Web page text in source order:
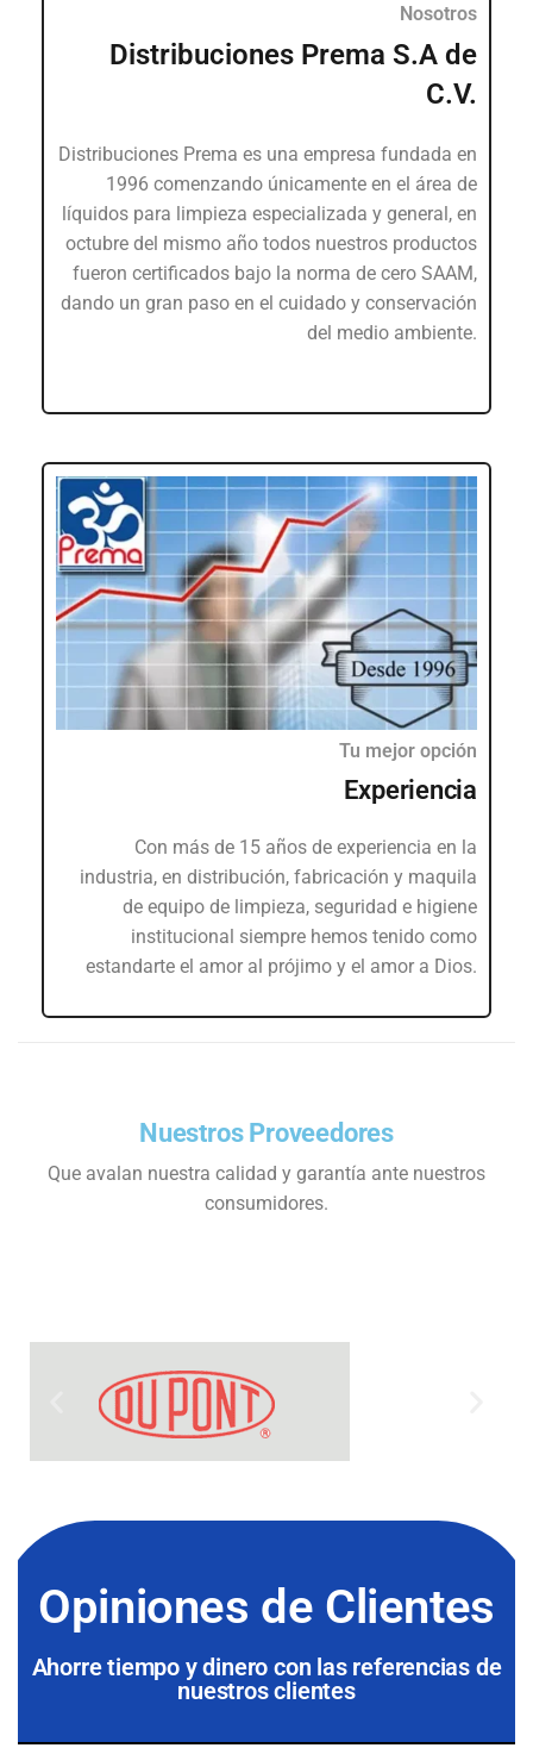
Nosotros
Distribuciones Prema S.A de
C.V.
Distribuciones Prema es una empresa fundada en
1996 comenzando únicamente en el área de
líquidos para limpieza especializada y general, en
octubre del mismo año todos nuestros productos
fueron certificados bajo la norma de cero SAAM,
dando un gran paso en el cuidado y conservación
del medio ambiente.
Tu mejor opción
Experiencia
Con más de 15 años de experiencia en la
industria, en distribución, fabricación y maquila
de equipo de limpieza, seguridad e higiene
institucional siempre hemos tenido como
estandarte el amor al prójimo y el amor a Dios.
Nuestros Proveedores
Que avalan nuestra calidad y garantía ante nuestros
consumidores.
Opiniones de Clientes
Ahorre tiempo y dinero con las referencias de
nuestros clientes